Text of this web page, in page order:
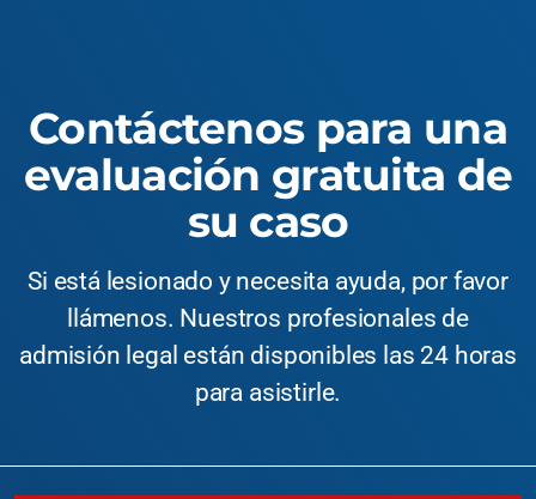
Contáctenos para una
evaluación gratuita de
su caso
Si está lesionado y necesita ayuda, por favor
llámenos. Nuestros profesionales de
admisión legal están disponibles las 24 horas
para asistirle.